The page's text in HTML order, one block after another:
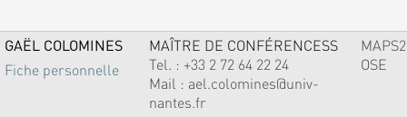
GAËL COLOMINES
Fiche personnelle
MAÎTRE DE CONFÉRENCESS
Tel. : +33 2 72 64 22 24
Mail : ael.colomines@univ-
nantes.fr
MAPS2
OSE